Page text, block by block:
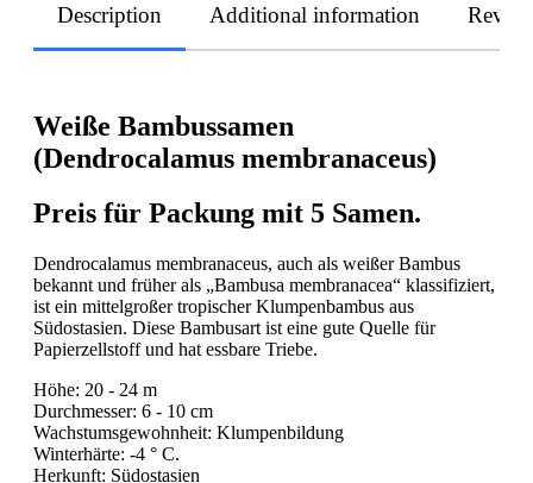
Description Additional information
Weiße Bambussamen
(Dendrocalamus membranaceus)
Preis für Packung mit 5 Samen.
Dendrocalamus membranaceus, auch als weißer Bambus
bekannt und früher als „Bambusa membranacea“ klassifiziert,
ist ein mittelgroßer tropischer Klumpenbambus aus
Südostasien. Diese Bambusart ist eine gute Quelle für
Papierzellstoff und hat essbare Triebe.
Höhe: 20 - 24 m
Durchmesser: 6 - 10 cm
Wachstumsgewohnheit: Klumpenbildung
Winterhärte: -4 ° C.
Herkunft: Südostasien